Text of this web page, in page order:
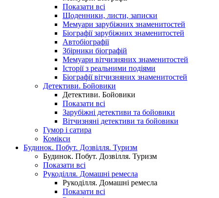
Показати всі
Щоденники, листи, записки
Мемуари зарубіжних знаменитостей
Біографії зарубіжних знаменитостей
Автобіографії
Збірники біографій
Мемуари вітчизняних знаменитостей
Історії з реальними подіями
Біографії вітчизняних знаменитостей
Детективи. Бойовики
Детективи. Бойовики
Показати всі
Зарубіжні детективи та бойовики
Вітчизняні детективи та бойовики
Гумор і сатира
Комікси
Будинок. Побут. Дозвілля. Туризм
Будинок. Побут. Дозвілля. Туризм
Показати всі
Рукоділля. Домашні ремесла
Рукоділля. Домашні ремесла
Показати всі